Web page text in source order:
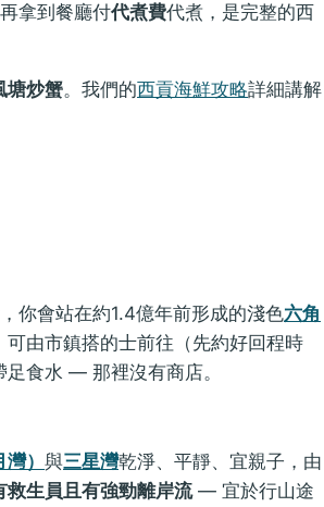
拿到餐廳付代煮費代煮，是完整的西
塘炒蟹。我們的西貢海鮮攻略詳細講解
你會站在約1.4億年前形成的淺色六角
由市鎮搭的士前往（先約好回程時
食水 — 那裡沒有商店。
） 與三星灣乾淨、平靜、宜親子，由
救生員且有強勁離岸流— 宜於行山途